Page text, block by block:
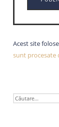
Acest site
sunt procesate
CAUTĂ
DUPĂ: